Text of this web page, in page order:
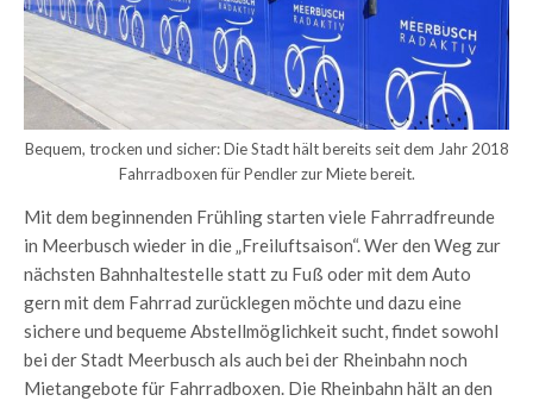
Bequem, trocken und sicher: Die Stadt hält bereits seit dem Jahr 2018
Fahrradboxen für Pendler zur Miete bereit.
Mit dem beginnenden Frühling starten viele Fahrradfreunde
in Meerbusch wieder in die „Freiluftsaison“. Wer den Weg zur
nächsten Bahnhaltestelle statt zu Fuß oder mit dem Auto
gern mit dem Fahrrad zurücklegen möchte und dazu eine
sichere und bequeme Abstellmöglichkeit sucht, findet sowohl
bei der Stadt Meerbusch als auch bei der Rheinbahn noch
Mietangebote für Fahrradboxen. Die Rheinbahn hält an den